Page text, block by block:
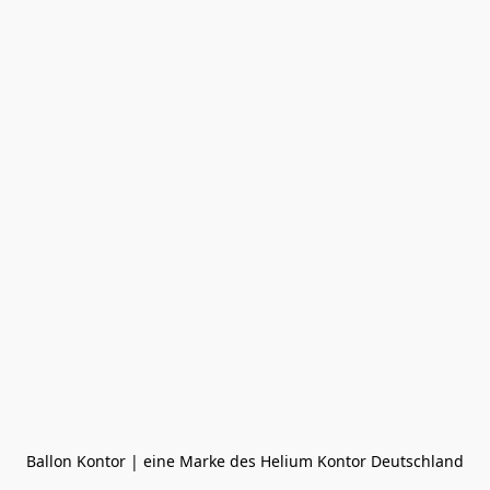
Ballon Kontor | eine Marke des Helium Kontor Deutschland